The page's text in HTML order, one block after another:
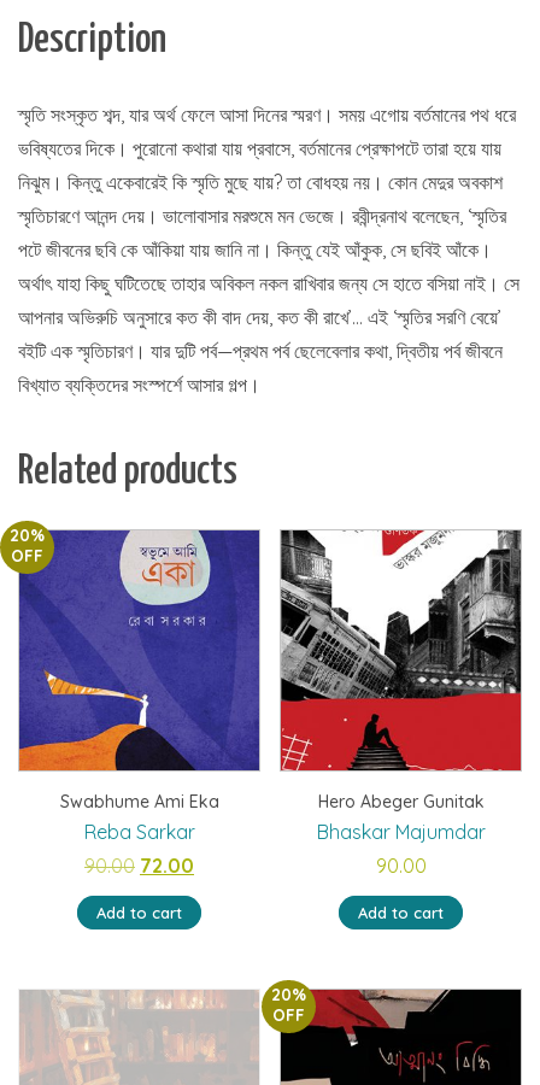
Description
স্মৃতি সংস্কৃত শব্দ, যার অর্থ ফেলে আসা দিনের স্মরণ। সময় এগোয় বর্তমানের পথ ধরে
ভবিষ্যতের দিকে। পুরোনো কথারা যায় প্রবাসে, বর্তমানের প্রেক্ষাপটে তারা হয়ে যায়
নিঝুম। কিন্তু একেবারেই কি স্মৃতি মুছে যায়? তা বোধহয় নয়। কোন মেদুর অবকাশ
স্মৃতিচারণে আনন্দ দেয়। ভালোবাসার মরশুমে মন ভেজে। রবীন্দ্রনাথ বলেছেন, ‘স্মৃতির
পটে জীবনের ছবি কে আঁকিয়া যায় জানি না। কিন্তু যেই আঁকুক, সে ছবিই আঁকে।
অর্থাৎ যাহা কিছু ঘটিতেছে তাহার অবিকল নকল রাখিবার জন্য সে হাতে বসিয়া নাই। সে
আপনার অভিরুচি অনুসারে কত কী বাদ দেয়, কত কী রাখে’… এই ‘স্মৃতির সরণি বেয়ে’
বইটি এক স্মৃতিচারণ। যার দুটি পর্ব—প্রথম পর্ব ছেলেবেলার কথা, দ্বিতীয় পর্ব জীবনে
বিখ্যাত ব্যক্তিদের সংস্পর্শে আসার গল্প।
Related products
20%
OFF
Swabhume Ami Eka
Reba Sarkar
90.00 Original
price
was:
72.00
price
is:
Add to cart
Hero Abeger Gunitak
Bhaskar Majumdar
90.00
Add to cart
20%
OFF